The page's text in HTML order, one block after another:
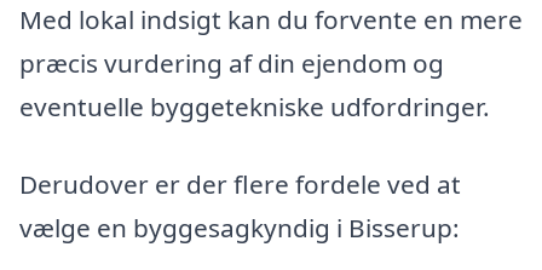
Med lokal indsigt kan du forvente en mere
præcis vurdering af din ejendom og
eventuelle byggetekniske udfordringer.
Derudover er der flere fordele ved at
vælge en byggesagkyndig i Bisserup: